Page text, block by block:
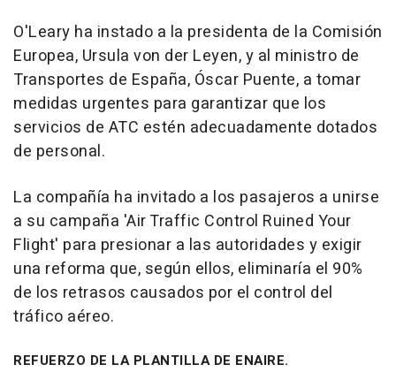
O'Leary ha instado a la presidenta de la Comisión
Europea, Ursula von der Leyen, y al ministro de
Transportes de España, Óscar Puente, a tomar
medidas urgentes para garantizar que los
servicios de ATC estén adecuadamente dotados
de personal.
La compañía ha invitado a los pasajeros a unirse
a su campaña 'Air Traffic Control Ruined Your
Flight' para presionar a las autoridades y exigir
una reforma que, según ellos, eliminaría el 90%
de los retrasos causados por el control del
tráfico aéreo.
REFUERZO DE LA PLANTILLA DE ENAIRE.